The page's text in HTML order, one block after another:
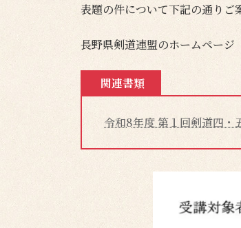
表題の件について下記の通りご
長野県剣道連盟のホームページ
関連書類
令和8年度 第１回剣道四・